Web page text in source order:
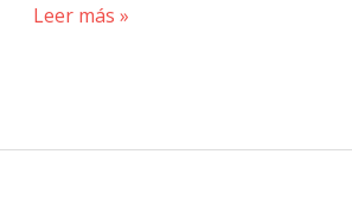
Leer más »